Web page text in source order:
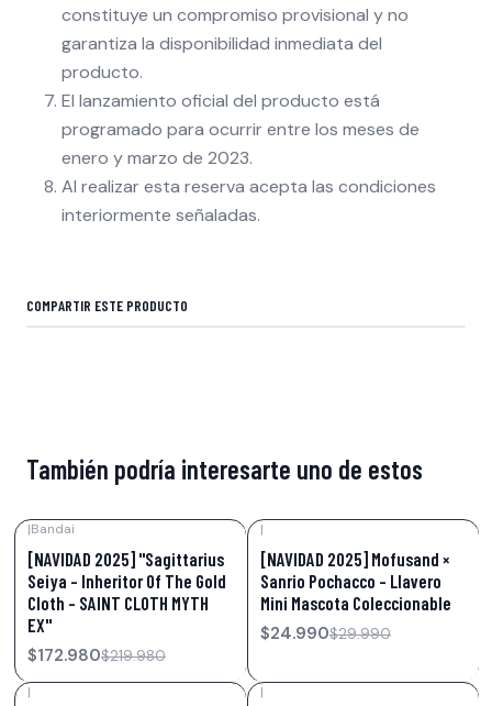
constituye un compromiso provisional y no
garantiza la disponibilidad inmediata del
producto.
El lanzamiento oficial del producto está
programado para ocurrir entre los meses de
enero y marzo de 2023.
Al realizar esta reserva acepta las condiciones
interiormente señaladas.
COMPARTIR ESTE PRODUCTO
También podría interesarte uno de estos
|Bandai
[NAVIDAD 2025] "Sagittarius
Seiya - Inheritor Of The Gold
Cloth - SAINT CLOTH MYTH
EX"
$172.980$219.980
|
[NAVIDAD 2025] Mofusand ×
Sanrio Pochacco – Llavero
Mini Mascota Coleccionable
$24.990$29.990
| |